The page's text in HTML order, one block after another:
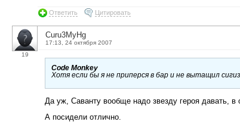
Ответить Цитировать
19
Curu3MyHg
17:13, 24 октября 2007
Code Monkey
Хотя если бы я не приперся в бар и не вытащил
Да уж, Саванту вообще надо звезду героя давать,
А посидели отлично.